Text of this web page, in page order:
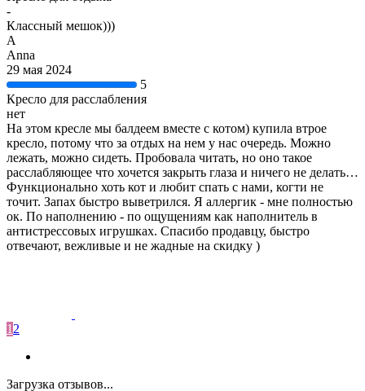
-
Классный мешок)))
A
Anna
29 мая 2024
5
Кресло для расслабления
нет
На этом кресле мы балдеем вместе с котом) купила втрое
кресло, потому что за отдых на нем у нас очередь. Можно
лежать, можно сидеть. Пробовала читать, но оно такое
расслабляющее что хочется закрыть глаза и ничего не делать…
Функционально хоть кот и любит спать с нами, когти не
точит. Запах быстро выветрился. Я аллергик - мне полностью
ок. По наполнению - по ощущениям как наполнитель в
антистрессовых игрушках. Спасибо продавцу, быстро
отвечают, вежливые и не жадные на скидку )
1 2
Загрузка отзывов...